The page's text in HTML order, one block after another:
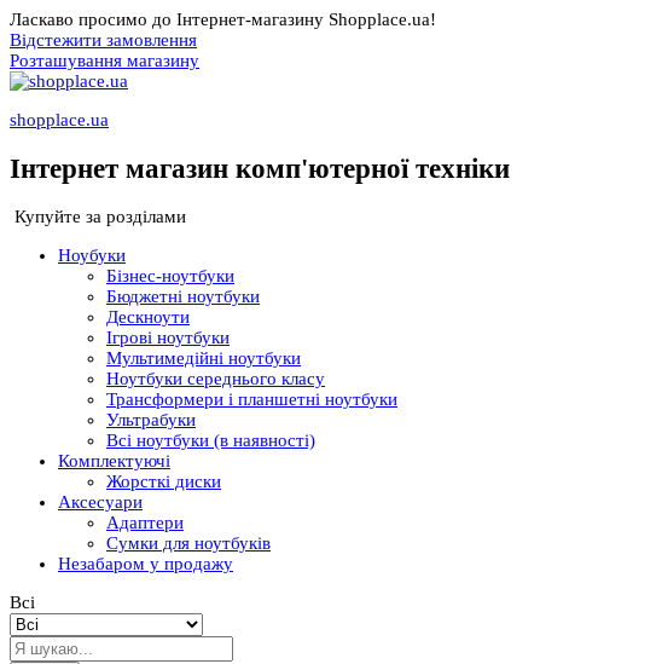
Ласкаво просимо до Інтернет-магазину Shopplace.ua!
Відстежити замовлення
Розташування магазину
shopplace.ua
Інтернет магазин комп'ютерної техніки
Купуйте за розділами
Ноубуки
Бізнес-ноутбуки
Бюджетні ноутбуки
Дескноути
Ігрові ноутбуки
Мультимедійні ноутбуки
Ноутбуки середнього класу
Трансформери і планшетні ноутбуки
Ультрабуки
Всі ноутбуки (в наявності)
Комплектуючі
Жорсткі диски
Аксесуари
Адаптери
Сумки для ноутбуків
Незабаром у продажу
Всі